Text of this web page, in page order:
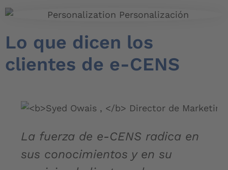
Lo que dicen los
clientes de e-CENS
La fuerza de e-CENS radica en
sus conocimientos y en su